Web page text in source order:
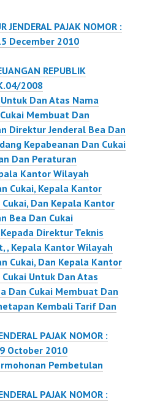
JENDERAL PAJAK NOMOR :
December 2010
REPUBLIK
2008
Dan Atas Nama
Membuat Dan
Direktur Jenderal Bea Dan
Kepabeanan Dan Cukai
Dan Peraturan
Kantor Wilayah
Cukai, Kepala Kantor
Dan Kepala Kantor
Bea Dan Cukai
Direktur Teknis
, Kepala Kantor Wilayah
Cukai, Dan Kepala Kantor
Untuk Dan Atas
Dan Cukai Membuat Dan
Kembali Tarif Dan
PAJAK NOMOR :
October 2010
Pembetulan
PAJAK NOMOR :